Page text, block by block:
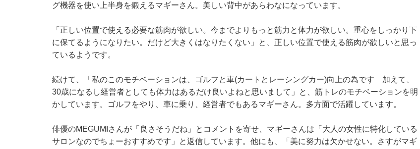
グ機器を使い上半身を鍛えるマギーさん。美しい背中があらわなになっています。
「正しい位置で使える必要な筋肉が欲しい。今までよりもっと筋力と体力が欲しい。重心をしっかり下
に保てるようになりたい。だけど大きくはなりたくない」と、正しい位置で使える筋肉が欲しいと思っ
ているようです。
続けて、「私のこのモチベーションは、ゴルフと車(カートとレーシングカー)向上の為です 加えて、
30歳になるし経営者としても体力はあるだけ良いよねと思いまして」と、筋トレのモチベーションを明
かしています。ゴルフをやり、車に乗り、経営者でもあるマギーさん。多方面で活躍しています。
俳優のMEGUMIさんが「良さそうだね」とコメントを寄せ、マギーさんは「大人の女性に特化している
サロンなのでちょーおすすめです」と返信しています。他にも、「美に努力は欠かせない。さすがマギ